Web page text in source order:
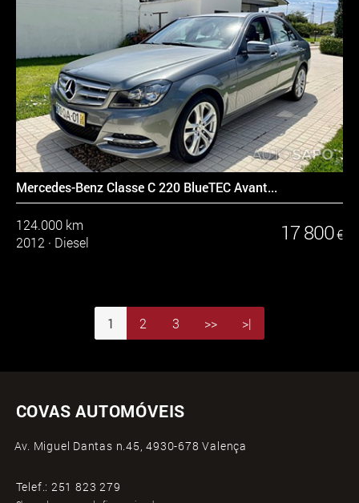
Mercedes-Benz Classe C 220 BlueTEC Avant...
124.000 km
2012 · Diesel 17 800 €
1 2 3 >> >|
COVAS AUTOMÓVEIS
Av. Miguel Dantas n.45, 4930-678 Valença
Telef.: 251 823 279